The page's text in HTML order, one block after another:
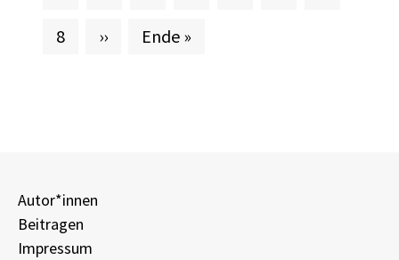
Seite
8 Nächste Seite
›› Letzte Seite
Ende »
Autor*innen
Beitragen
Impressum